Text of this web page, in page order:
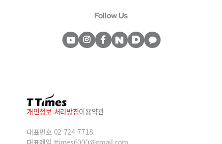
Follow Us
개인정보 처리방침이용약관
대표번호 02-724-7718